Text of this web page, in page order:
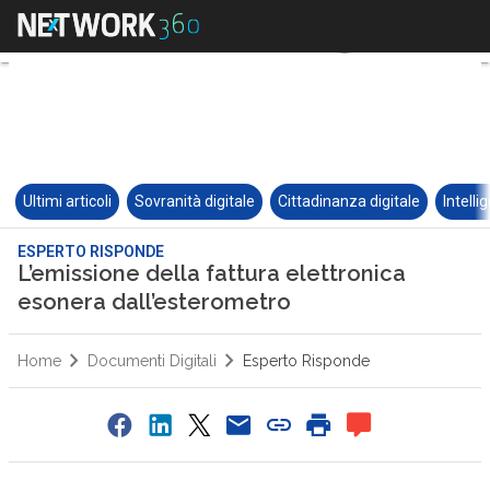
Ultimi articoli Sovranità digitale Cittadinanza digitale
ESPERTO RISPONDE
L’emissione della fattura elettronica
esonera dall’esterometro
Home Documenti Digitali Esperto Risponde